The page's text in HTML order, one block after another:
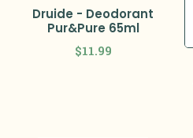
Druide - Deodorant
Pur&Pure 65ml
$11.99